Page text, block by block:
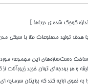
کوچک شده ی دریاها ]
مسیر طلایی ما ابتدای سال 1401 با هدف تولید
دست‌سازه‌های این مجموعه مورد
و هر بودجه‌ای توان خرید زیورآلات از
نحوی ارایه کند که برایتان سرمایه ای